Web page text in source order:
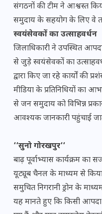
संगठनों की टीम ने आश्वस्त
समुदाय के सहयोग के लिए वे
स्वयंसेवकों का उत्साहवर्धन
जिलाधिकारी ने उपस्थित
से जुड़े स्वयंसेवकों का
द्वारा किए जा रहे कार्यों की
मीडिया के प्रतिनिधियों का
से जन समुदाय को विभिन्न
आवश्यक जानकारी पहुंचाई
‘‘सुनो गोरखपुर‘‘
बाढ़ पूर्वाभ्यास कार्यक्रम का
यूट्यूब चैनल के माध्यम से किया
समुचित निगरानी ड्रोन के
यह मानते हुए कि किसी आपदा